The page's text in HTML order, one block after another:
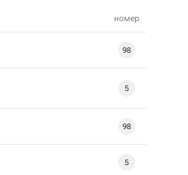
номер
98
5
98
5